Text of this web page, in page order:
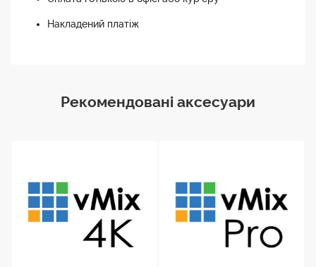
Накладений платіж
Рекомендовані аксесуари